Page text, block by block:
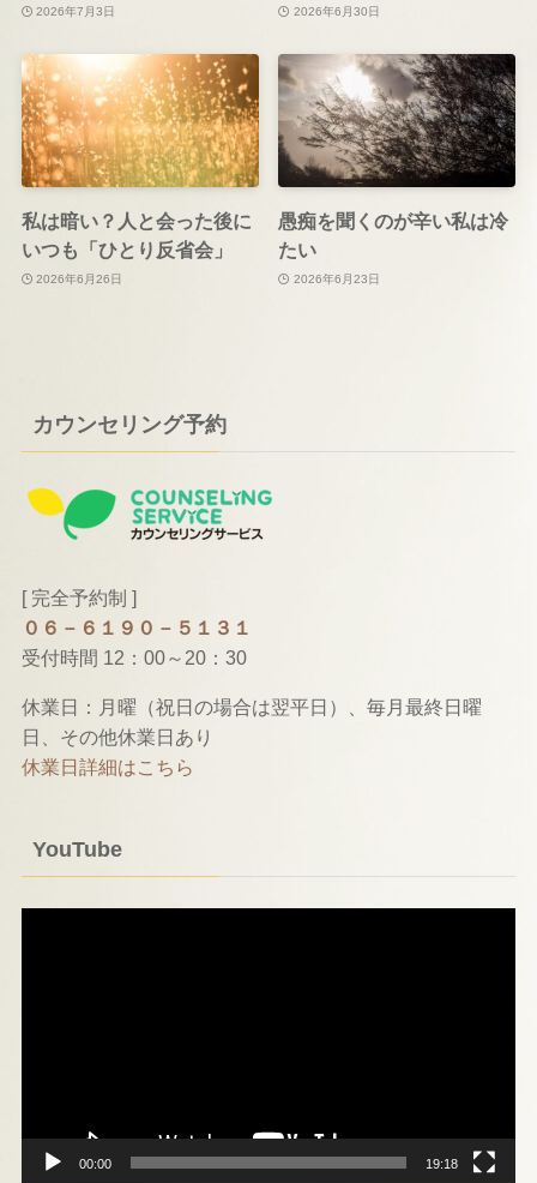
2026年7月3日 2026年6月30日
私は暗い？人と会った後に
いつも「ひとり反省会」
2026年6月26日
愚痴を聞くのが辛い私は冷
たい
2026年6月23日
カウンセリング予約
[ 完全予約制 ]
０６－６１９０－５１３１
受付時間 12：00～20：30
休業日：月曜（祝日の場合は翌平日）、毎月最終日曜
日、その他休業日あり
休業日詳細はこちら
YouTube
00:00 19:18